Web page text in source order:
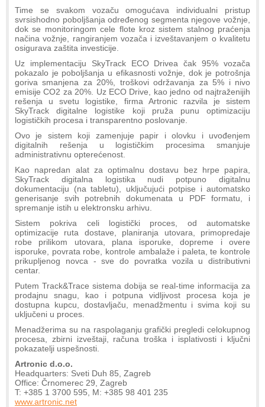
Time se svakom vozaču omogućava individualni pristup
svrsishodno poboljšanja određenog segmenta njegove vožnje,
dok se monitoringom cele flote kroz sistem stalnog praćenja
načina vožnje, rangiranjem vozača i izveštavanjem o kvalitetu
osigurava zaštita investicije.
Uz implementaciju SkyTrack ECO Drivea čak 95% vozača
pokazalo je poboljšanja u efikasnosti vožnje, dok je potrošnja
goriva smanjena za 20%, troškovi održavanja za 5% i nivo
emisije CO2 za 20%. Uz ECO Drive, kao jedno od najtraženijih
rešenja u svetu logistike, firma Artronic razvila je sistem
SkyTrack digitalne logistike koji pruža punu optimizaciju
logističkih procesa i transparentno poslovanje.
Ovo je sistem koji zamenjuje papir i olovku i uvođenjem
digitalnih rešenja u logističkim procesima smanjuje
administrativnu opterećenost.
Kao napredan alat za optimalnu dostavu bez hrpe papira,
SkyTrack digitalna logistika nudi potpuno digitalnu
dokumentaciju (na tabletu), uključujući potpise i automatsko
generisanje svih potrebnih dokumenata u PDF formatu, i
spremanje istih u elektronsku arhivu.
Sistem pokriva celi logistički proces, od automatske
optimizacije ruta dostave, planiranja utovara, primopredaje
robe prilikom utovara, plana isporuke, dopreme i overe
isporuke, povrata robe, kontrole ambalaže i paleta, te kontrole
prikupljenog novca - sve do povratka vozila u distributivni
centar.
Putem Track&Trace sistema dobija se real-time informacija za
prodajnu snagu, kao i potpuna vidljivost procesa koja je
dostupna kupcu, dostavljaču, menadžmentu i svima koji su
uključeni u proces.
Menadžerima su na raspolaganju grafički pregledi celokupnog
procesa, zbirni izveštaji, računa troška i isplativosti i ključni
pokazatelji uspešnosti.
Artronic d.o.o.
Headquarters: Sveti Duh 85, Zagreb
Office: Črnomerec 29, Zagreb
T: +385 1 3700 595, M: +385 98 401 235
www.artronic.net